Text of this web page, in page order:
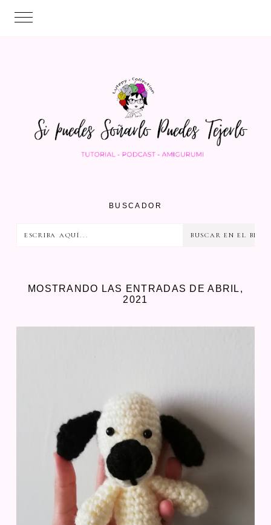
BUSCADOR
MOSTRANDO LAS ENTRADAS DE ABRIL,
2021